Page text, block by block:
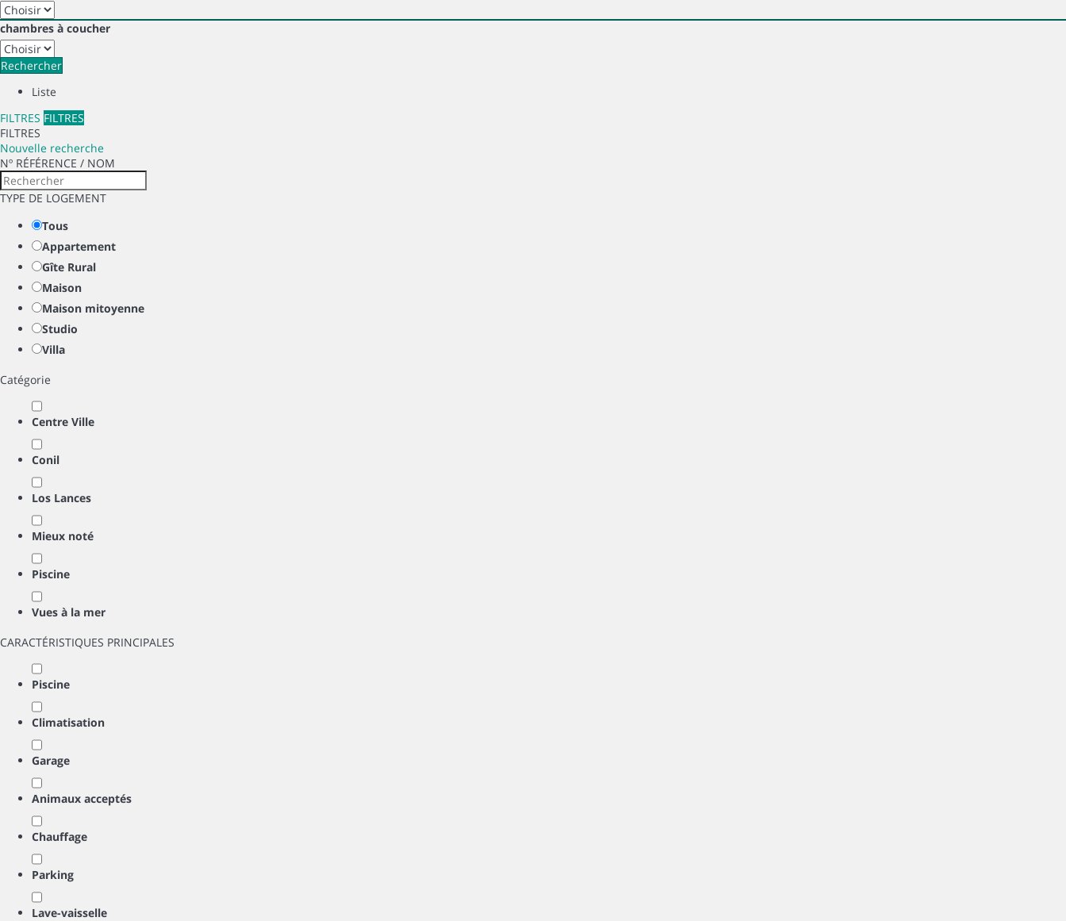
chambres à coucher
Rechercher
Liste
FILTRES FILTRES
FILTRES
Nouvelle recherche
Nº RÉFÉRENCE / NOM
TYPE DE LOGEMENT
Tous
Appartement
Gîte Rural
Maison
Maison mitoyenne
Studio
Villa
Catégorie
Centre Ville
Conil
Los Lances
Mieux noté
Piscine
Vues à la mer
CARACTÉRISTIQUES PRINCIPALES
Piscine
Climatisation
Garage
Animaux acceptés
Chauffage
Parking
Lave-vaisselle